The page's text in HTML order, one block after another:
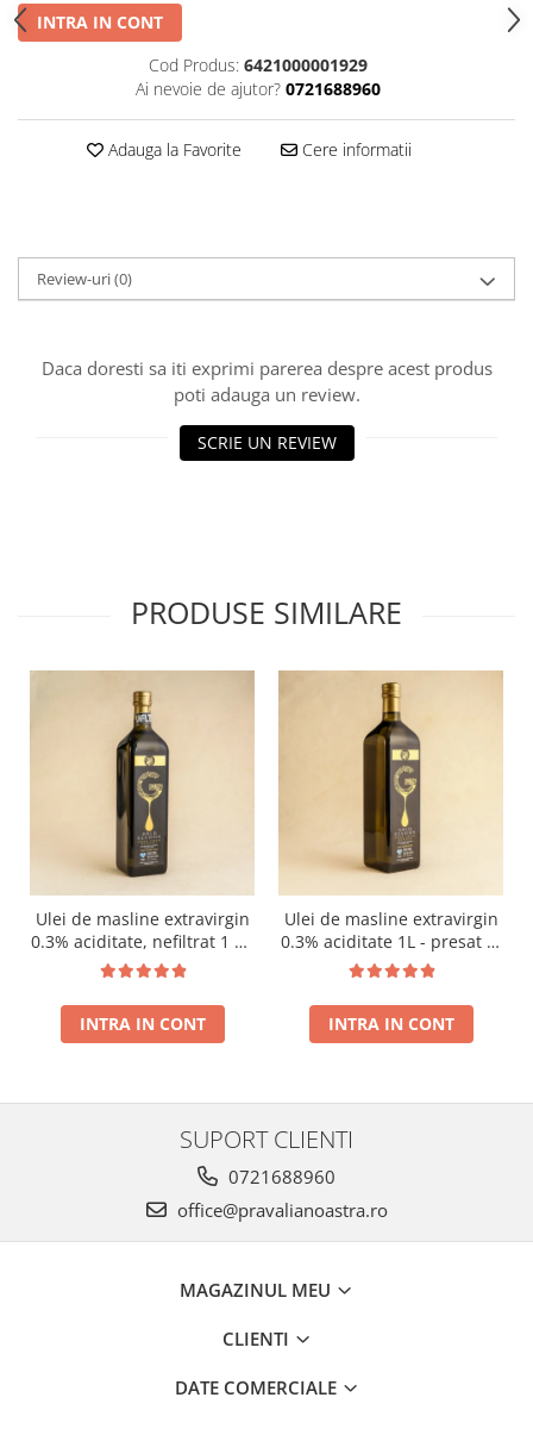
INTRA IN CONT
Cod Produs: 6421000001929
Ai nevoie de ajutor? 0721688960
Adauga la Favorite Cere informatii
Review-uri(0)
Daca doresti sa iti exprimi parerea despre acest produs
poti adauga un review.
SCRIE UN REVIEW
PRODUSE SIMILARE
Ulei de masline extravirgin
0.3% aciditate, nefiltrat 1 L -
presat la rece RECOLTA
INTRA IN CONT
Ulei de masline extravirgin
0.3% aciditate 1L - presat la
rece RECOLTA NOUA
INTRA IN CONT
SUPORT CLIENTI
0721688960
office@pravalianoastra.ro
MAGAZINUL MEU
CLIENTI
DATE COMERCIALE